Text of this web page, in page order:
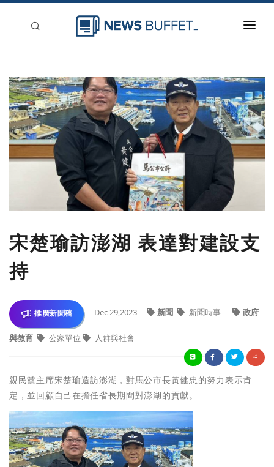
新聞稿分類
登入
刊登
宋楚瑜訪澎湖 表達對建設支
持
推廣新聞稿 Dec 29,2023 新聞 新聞時事 政府
與教育 公家單位 人群與社會
親民黨主席宋楚瑜造訪澎湖，對馬公市長黃健忠的努力表示肯
定，並回顧自己在擔任省長期間對澎湖的貢獻。